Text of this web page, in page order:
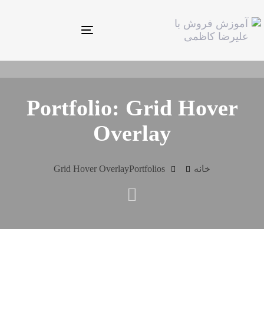
Portfolio: Grid Hover
Overlay
خانه Portfolios
Grid Hover Overlay